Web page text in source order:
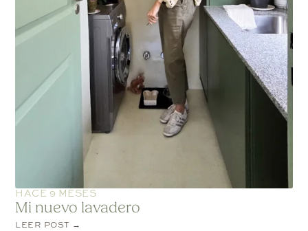
HACE 9 MESES
Mi nuevo lavadero
LEER POST →